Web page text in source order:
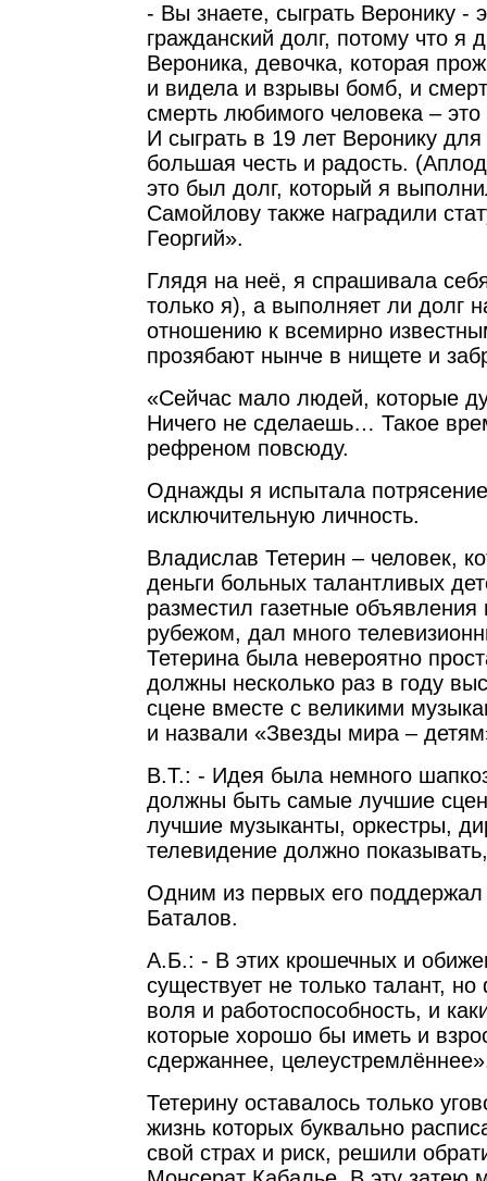
- Вы знаете, сыграть Веронику -
гражданский долг, потому что я
Вероника, девочка, которая
и видела и взрывы бомб, и
смерть любимого человека – это
И сыграть в 19 лет Веронику
большая честь и радость.
это был долг, который я
Самойлову также наградили
Георгий».
Глядя на неё, я спрашивала
только я), а выполняет ли долг
отношению к всемирно
прозябают нынче в нищете и
«Сейчас мало людей, которые
Ничего не сделаешь… Такое
рефреном повсюду.
Однажды я испытала
исключительную личность.
Владислав Тетерин – человек,
деньги больных талантливых
разместил газетные объявления
рубежом, дал много
Тетерина была невероятно
должны несколько раз в году
сцене вместе с великими
и назвали «Звезды мира –
В.Т.: - Идея была немного
должны быть самые лучшие
лучшие музыканты, оркестры,
телевидение должно
Одним из первых его поддержал
Баталов.
А.Б.: - В этих крошечных и
существует не только талант, но
воля и работоспособность, и
которые хорошо бы иметь и
сдержаннее,
Тетерину оставалось только
жизнь которых буквально
свой страх и риск, решили